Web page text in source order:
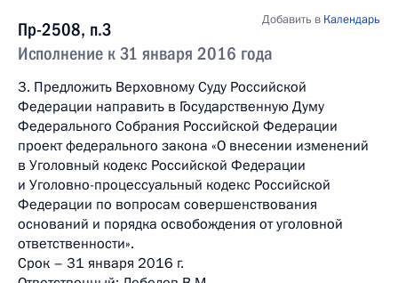
Пр-2508, п.3
Исполнение к 31 января 2016 года
Добавить в Календарь
3. Предложить Верховному Суду Российской
Федерации направить в Государственную Думу
Федерального Собрания Российской Федерации
проект федерального закона «О внесении изменений
в Уголовный кодекс Российской Федерации
и Уголовно-процессуальный кодекс Российской
Федерации по вопросам совершенствования
оснований и порядка освобождения от уголовной
ответственности».
Срок – 31 января 2016 г.